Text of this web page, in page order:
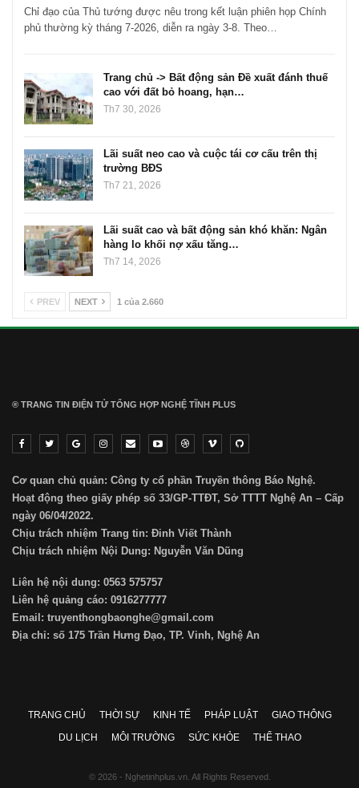
Chỉ đạo của Thủ tướng được nêu trong kết luận phiên họp Chính
phủ thường kỳ tháng 7-2026, diễn ra ngày 3-8. Theo…
Trang chủ -> Bất động sản Đề xuất đánh thuế
cao với đất bỏ hoang, hạn…
Th7 30, 2026
Lãi suất neo cao và cuộc tái cơ cấu trên thị
trường BĐS
Th7 21, 2026
Lãi suất cao và bất động sản khó khăn: Ngân
hàng lo khối nợ xấu tăng…
Th7 14, 2026
PREV NEXT 1 của 2.660
® TRANG TIN ĐIỆN TỬ ТỔNG HỢP NGHỆ TĨNH PLUS
Cơ quan chủ quản: Công ty cổ phần Truyền thông Báo Nghệ.
Hoạt động theo giấy phép số 33/GP-TTĐT, Sở TTTT Nghệ An – Cấp
ngày 06/04/2022.
Chịu trách nhiệm Trang tin: Đinh Viết Thành
Chịu trách nhiệm Nội Dung: Nguyễn Văn Dũng
Liên hệ nội dung: 0563 575757
Liên hệ quảng cáo: 0916277777
Email: truyenthongbaonghe@gmail.com
Địa chỉ: số 175 Trần Hưng Đạo, TP. Vinh, Nghệ An
TRANG CHỦ THỜI SỰ KINH TẾ PHÁP LUẬT
GIAO THÔNG
DU LỊCH
MÔI TRƯỜNG SỨC KHỎE THỂ THAO
© 2026 - Nghetinhplus.vn. All Rights Reserved.